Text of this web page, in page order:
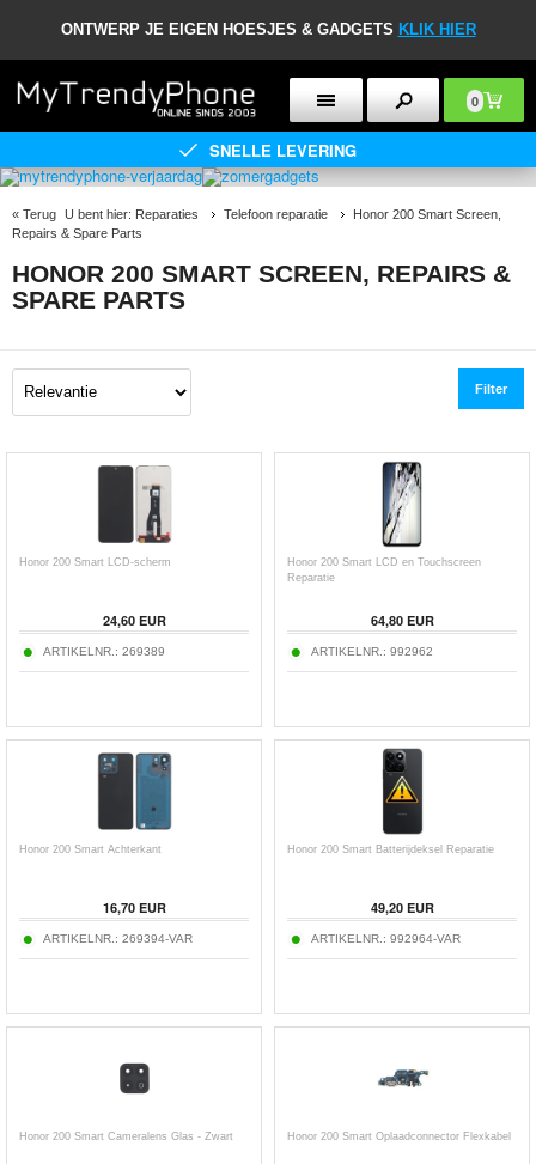
ONTWERP JE EIGEN HOESJES & GADGETS KLIK HIER
0
SNELLE LEVERING
« Terug U bent hier: Reparaties Telefoon reparatie
Honor 200 Smart Screen,
Repairs & Spare Parts
HONOR 200 SMART SCREEN, REPAIRS &
SPARE PARTS
Filter
Honor 200 Smart LCD-scherm
24,60 EUR
ARTIKELNR.: 269389
Honor 200 Smart LCD en Touchscreen
Reparatie
64,80 EUR
ARTIKELNR.: 992962
Honor 200 Smart Achterkant
16,70 EUR
ARTIKELNR.: 269394-VAR
Honor 200 Smart Batterijdeksel Reparatie
49,20 EUR
ARTIKELNR.: 992964-VAR
Honor 200 Smart Cameralens Glas - Zwart Honor 200 Smart Oplaadconnector Flexkabel